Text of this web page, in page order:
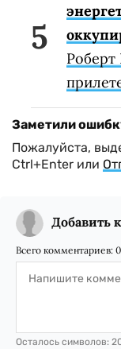
Заметили
Пожалуйста,
Ctrl+Enter или
Добавить
Всего комментариев: 0
Осталось символов: